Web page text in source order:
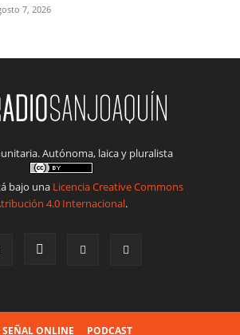
7, 2026
Autónoma, laica y pluralista
bajo una Licencia Creative Commons
4.0 Internacional.
SEÑAL ONLINE PODCAST